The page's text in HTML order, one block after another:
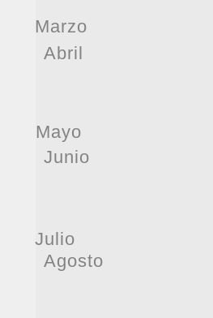
Marzo
Abril
Mayo
Junio
Julio
Agosto